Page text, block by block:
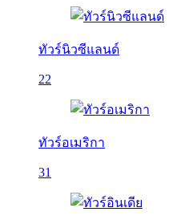
ทัวร์นิวซีแลนด์
22
ทัวร์อเมริกา
31